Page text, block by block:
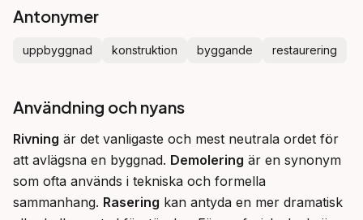
Antonymer
uppbyggnad konstruktion byggande restaurering
Användning och nyans
Rivning är det vanligaste och mest neutrala ordet för
att avlägsna en byggnad. Demolering är en synonym
som ofta används i tekniska och formella
sammanhang. Rasering kan antyda en mer dramatisk